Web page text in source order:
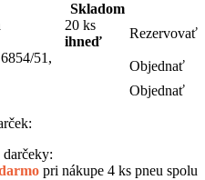
Skladom
20 ks
ihneď
Rezervovať
51,
Objednať
Objednať
pri nákupe 4 ks pneu spolu